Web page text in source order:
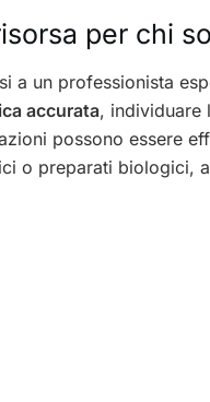
per chi
a un professionista
accurata, individuare
possono essere
o preparati biologici,